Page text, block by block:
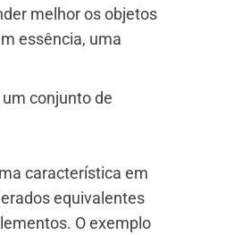
melhor os objetos
essência, uma
conjunto de
característica em
equivalentes
O exemplo